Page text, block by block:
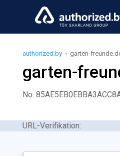
authorized.by › garten-
garten-
No.
URL-Verifikation: